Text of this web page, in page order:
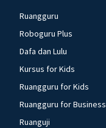
Ruangguru
Roboguru Plus
Dafa dan Lulu
Kursus for Kids
Ruangguru for Kids
Ruangguru for Business
Ruanguji